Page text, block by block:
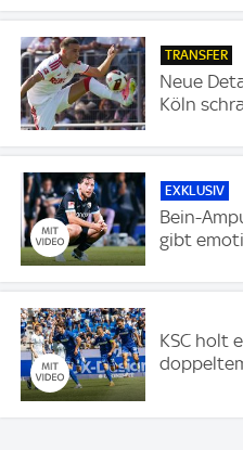
TRANSFER
Neue
Köln
EXKLUSIV
Bein-
gibt
KSC holt